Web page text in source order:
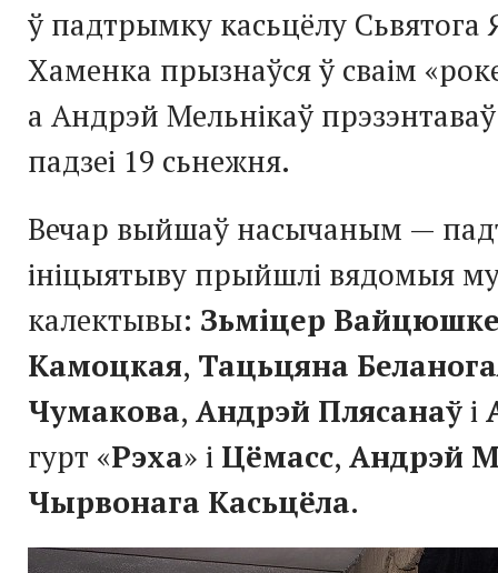
ў падтрымку касьцёлу Сьвятога
Хаменка прызнаўся ў сваім
а Андрэй Мельнікаў
падзеі 19 сьнежня.
Вечар выйшаў насычаным —
ініцыятыву прыйшлі вядомыя
калектывы: Зьміцер
Камоцкая, Тацьцяна
Чумакова, Андрэй Плясанаўі
гурт «Рэха» і Цёмасс, Андрэй
Чырвонага Касьцёла.